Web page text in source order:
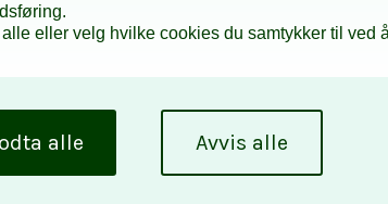
eller velg hvilke cookies du samtykker til ved
Avvis alle
alle